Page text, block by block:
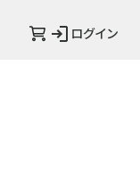
ログイン